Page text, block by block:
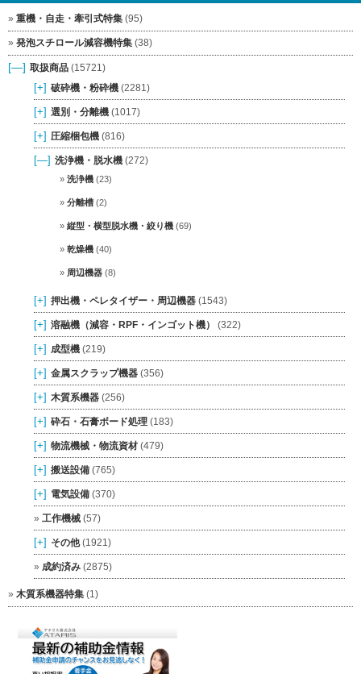
重機・自走・牽引式特集 (95)
発泡スチロール減容機特集 (38)
[—] 取扱商品 (15721)
[+] 破砕機・粉砕機 (2281)
[+] 選別・分離機 (1017)
[+] 圧縮梱包機 (816)
[—] 洗浄機・脱水機 (272)
洗浄機 (23)
分離槽 (2)
縦型・横型脱水機・絞り機 (69)
乾燥機 (40)
周辺機器 (8)
[+] 押出機・ペレタイザー・周辺機器 (1543)
[+] 溶融機（減容・RPF・インゴット機） (322)
[+] 成型機 (219)
[+] 金属スクラップ機器 (356)
[+] 木質系機器 (256)
[+] 砕石・石膏ボード処理 (183)
[+] 物流機械・物流資材 (479)
[+] 搬送設備 (765)
[+] 電気設備 (370)
工作機械 (57)
[+] その他(1921)
成約済み (2875)
木質系機器特集 (1)